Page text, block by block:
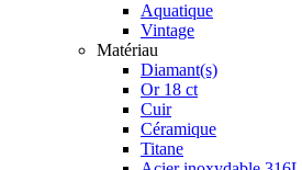
Aquatique
Vintage
Matériau
Diamant(s)
Or 18 ct
Cuir
Céramique
Titane